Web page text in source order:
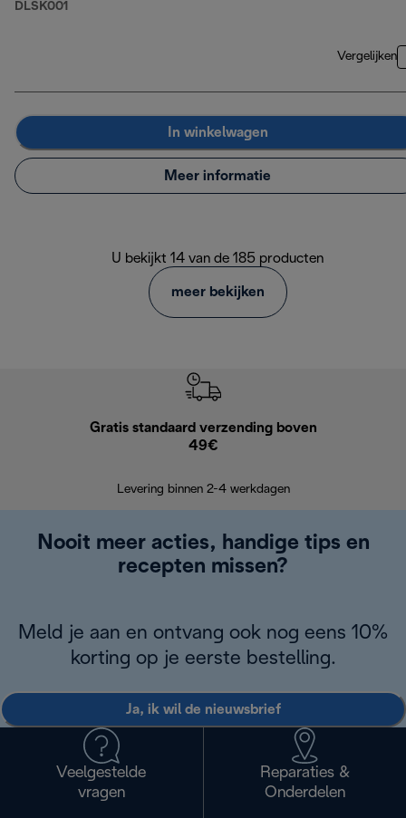
DLSK001
Vergelijken
In winkelwagen
Meer informatie
U bekijkt 14 van de 185 producten
meer bekijken
Gratis standaard verzending boven
49€
Levering binnen 2-4 werkdagen
Nooit meer acties, handige tips en
recepten missen?
Meld je aan en ontvang ook nog eens 10%
korting op je eerste bestelling.
Ja, ik wil de nieuwsbrief
Veelgestelde
vragen
Reparaties &
Onderdelen